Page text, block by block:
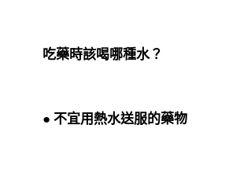
吃藥時該喝哪種水？
● 不宜用熱水送服的藥物